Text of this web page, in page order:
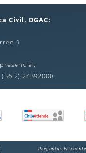
Civil, DGAC:
9
2) 24392000.
Preguntas